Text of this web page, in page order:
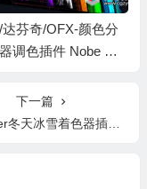
芬奇/OFX-颜色分
调色插件 Nobe Om
下一篇
色器插件 Jack Frost – Winter Asset Pack 1.43